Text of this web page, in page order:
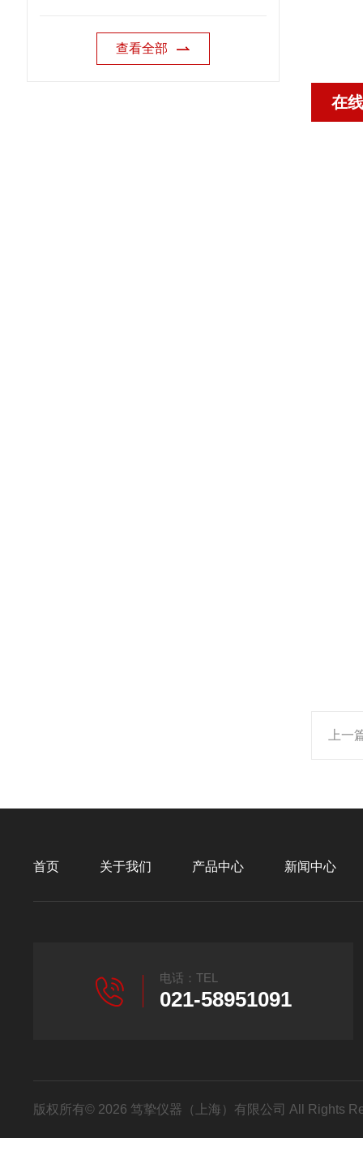
查看全部
在
上一
首页 关于我们 产品中心 新闻中心
电话：TEL
021-58951091
版权所有© 2026 笃挚仪器（上海）有限公司 All Rights